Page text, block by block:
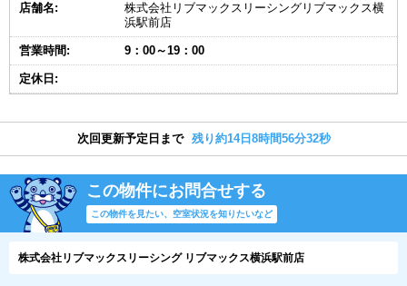
店舗名:
株式会社リブマックスリーシングリブマックス横
浜駅前店
営業時間: 9：00～19：00
定休日:
次回更新予定日まで 残り約14日8時間56分32秒
この物件にお問合せする
この物件を見たい、空室状況を知りたいなど
株式会社リブマックスリーシング リブマックス横浜駅前店